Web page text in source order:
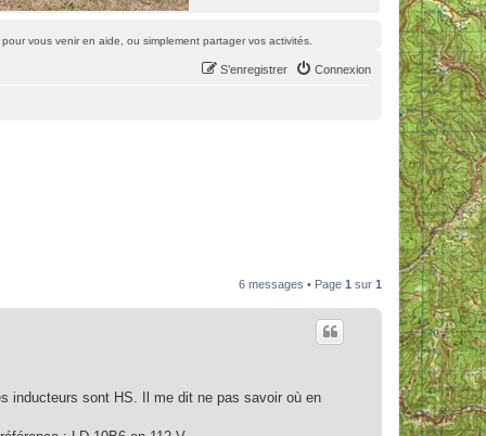
vous venir en aide, ou simplement partager vos activités.
Connexion
S’enregistrer
6 messages • Page 1 sur 1
inducteurs sont HS. Il me dit ne pas savoir où en